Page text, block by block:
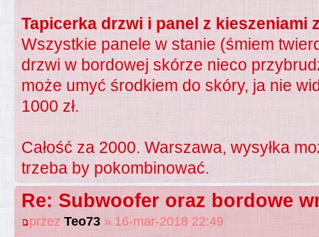
Tapicerka drzwi i panel z kieszeniami
Wszystkie panele w stanie (śmiem
drzwi w bordowej skórze nieco
może umyć środkiem do skóry, ja nie
1000 zł.
Całość za 2000. Warszawa, wysyłka
trzeba by pokombinować.
Re: Subwoofer oraz bordowe
przez Teo73 » 16-mar-2018 22:49